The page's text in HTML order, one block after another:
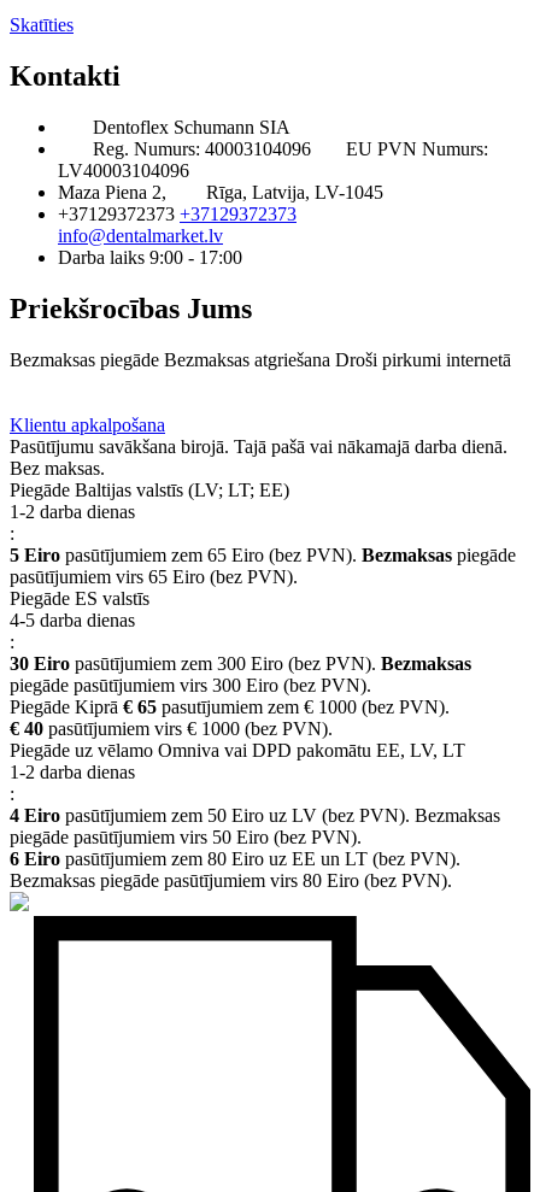
Skatīties
Kontakti
Dentoflex Schumann SIA
Reg. Numurs: 40003104096
EU PVN Numurs:
LV40003104096
Maza Piena 2,
Rīga, Latvija, LV-1045
+37129372373 +37129372373
info@dentalmarket.lv
Darba laiks 9:00 - 17:00
Priekšrocības Jums
Bezmaksas piegāde Bezmaksas atgriešana Droši pirkumi internetā
Klientu apkalpošana
Pasūtījumu savākšana birojā. Tajā pašā vai nākamajā darba dienā.
Bez maksas.
Piegāde Baltijas valstīs (LV; LT; EE)
1-2 darba dienas
:
5 Eiro pasūtījumiem zem 65 Eiro (bez PVN). Bezmaksas piegāde
pasūtījumiem virs 65 Eiro (bez PVN).
Piegāde ES valstīs
4-5 darba dienas
:
30 Eiro pasūtījumiem zem 300 Eiro (bez PVN). Bezmaksas
piegāde pasūtījumiem virs 300 Eiro (bez PVN).
Piegāde Kiprā € 65 pasutījumiem zem € 1000 (bez PVN).
€ 40 pasūtījumiem virs € 1000 (bez PVN).
Piegāde uz vēlamo Omniva vai DPD pakomātu EE, LV, LT
1-2 darba dienas
:
4 Eiro pasūtījumiem zem 50 Eiro uz LV (bez PVN). Bezmaksas
piegāde pasūtījumiem virs 50 Eiro (bez PVN).
6 Eiro pasūtījumiem zem 80 Eiro uz EE un LT (bez PVN).
Bezmaksas piegāde pasūtījumiem virs 80 Eiro (bez PVN).